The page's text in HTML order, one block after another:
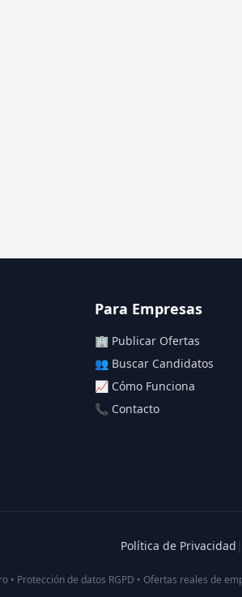
Para Empresas
🏢 Publicar Ofertas
👥 Buscar Candidatos
📈 Cómo Funciona
📞 Contacto
Política de Privacidad |
• Protección de datos RGPD • Ofertas reales de